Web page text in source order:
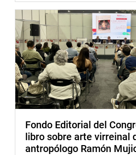
Fondo Editorial del
libro sobre arte virreinal
antropólogo Ramón